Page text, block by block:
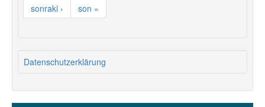
sonraki ›
son »
Datenschutzerklärung